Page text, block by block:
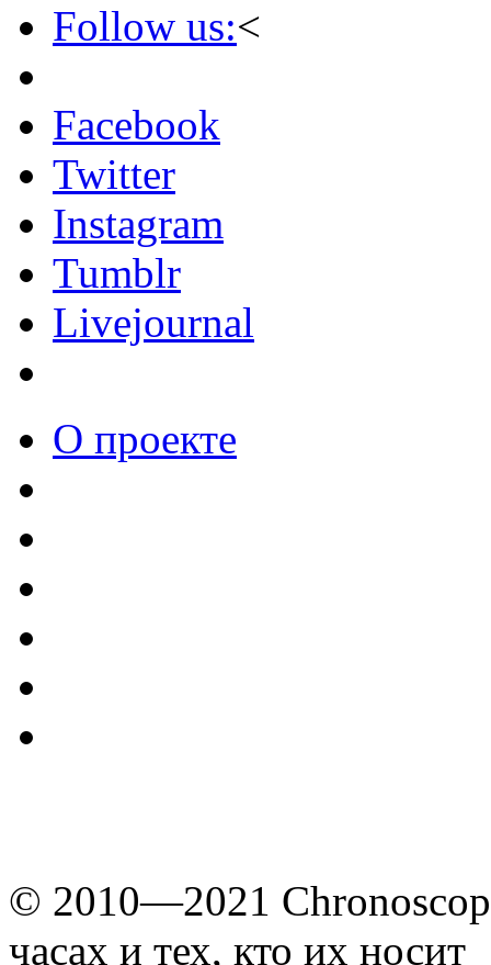
Follow us:<
Facebook
Twitter
Instagram
Tumblr
Livejournal
О проекте
© 2010—2021
часах и тех, кто их носит